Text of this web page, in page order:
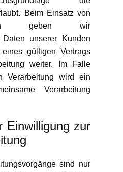
Beim Einsatz von
geben wir
Daten unserer Kunden
gültigen Vertrags
weiter. Im Falle
Verarbeitung wird ein
Verarbeitung
Einwilligung zur
sind nur